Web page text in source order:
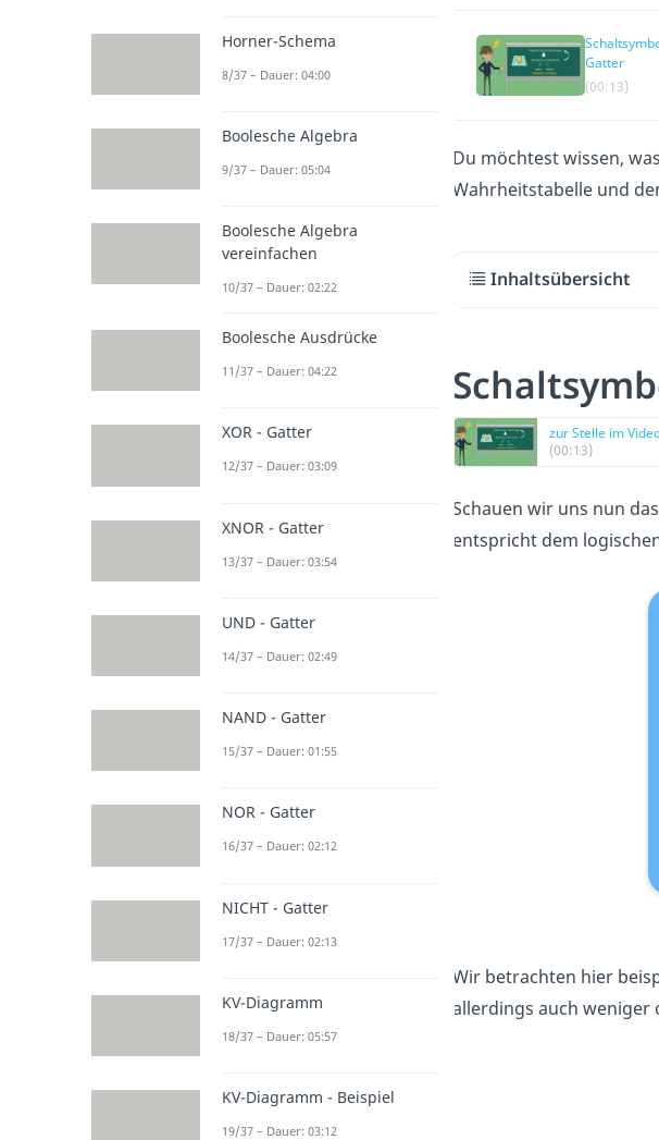
Gatter
(00:13)
Du möchtest wissen,
Wahrheitstabelle und
Inhaltsübersicht
zur Stelle im
(00:13)
Schauen wir uns nun
entspricht dem
Wir betrachten hier
allerdings auch weniger
Horner-Schema
8/37 – Dauer: 04:00
Boolesche Algebra
9/37 – Dauer: 05:04
Boolesche Algebra
vereinfachen
10/37 – Dauer: 02:22
Boolesche Ausdrücke
11/37 – Dauer: 04:22
XOR - Gatter
12/37 – Dauer: 03:09
XNOR - Gatter
13/37 – Dauer: 03:54
UND - Gatter
14/37 – Dauer: 02:49
NAND - Gatter
15/37 – Dauer: 01:55
NOR - Gatter
16/37 – Dauer: 02:12
NICHT - Gatter
17/37 – Dauer: 02:13
KV-Diagramm
18/37 – Dauer: 05:57
KV-Diagramm - Beispiel
19/37 – Dauer: 03:12